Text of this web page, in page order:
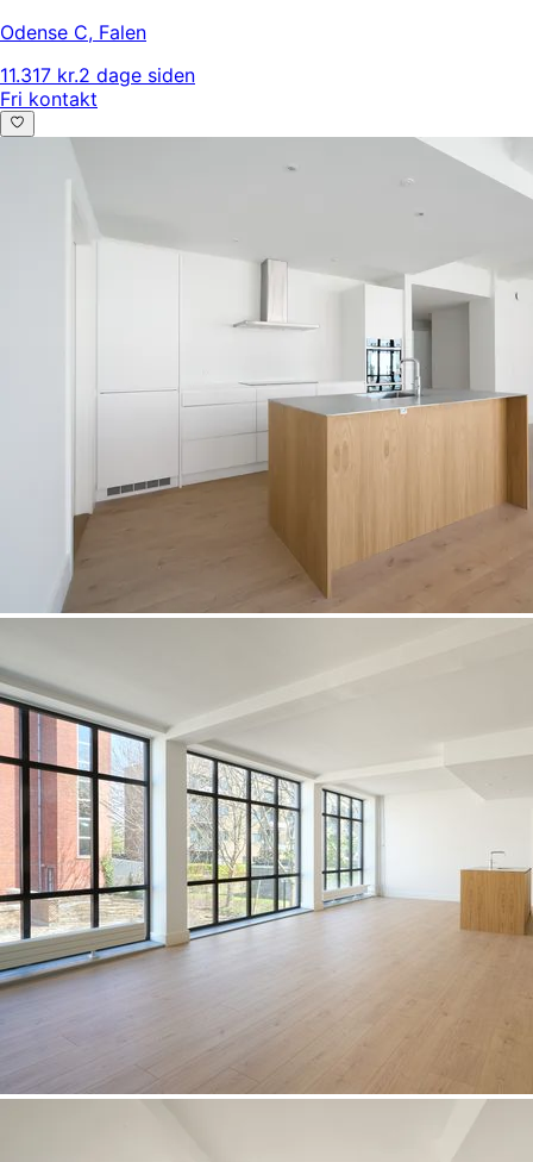
Odense C, Falen
11.317 kr.2 dage siden
Fri kontakt